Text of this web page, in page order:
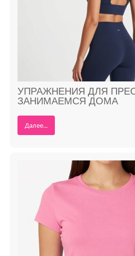
УПРАЖНЕНИЯ ДЛЯ
ЗАНИМАЕМСЯ ДОМА
Далее...